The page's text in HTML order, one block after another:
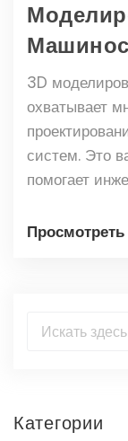
3D
охватывает
систем. Это
помогает
эффективные
Категории